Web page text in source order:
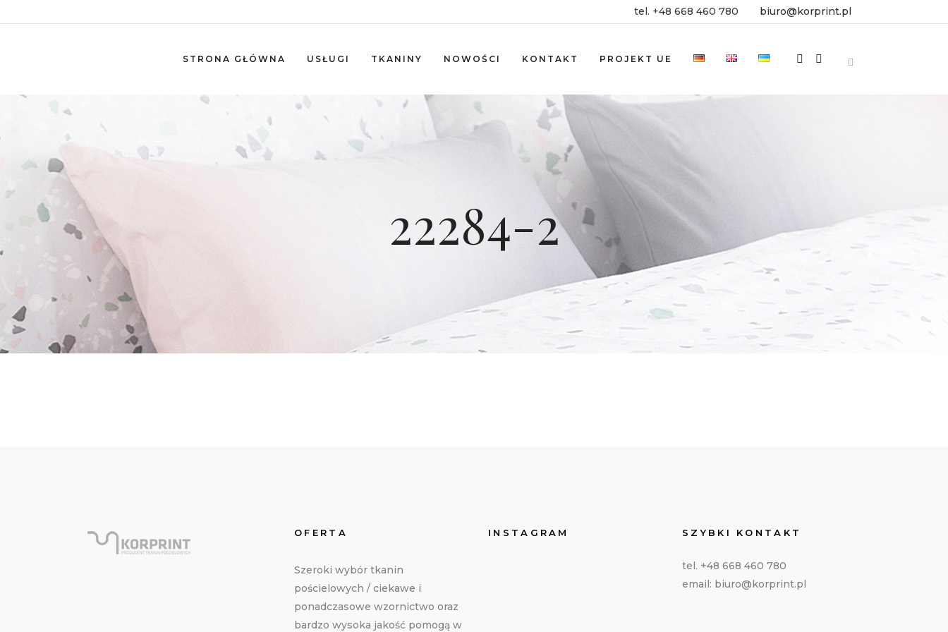
tel. +48 668 460 780 biuro@korprint.pl
STRONA GŁÓWNA USŁUGI TKANINY NOWOŚCI KONTAKT PROJEKT UE
22284-2
OFERTA
Szeroki wybór tkanin
pościelowych / ciekawe i
ponadczasowe wzornictwo oraz
bardzo wysoka jakość pomogą w
INSTAGRAM SZYBKI KONTAKT
tel. +48 668 460 780
email: biuro@korprint.pl